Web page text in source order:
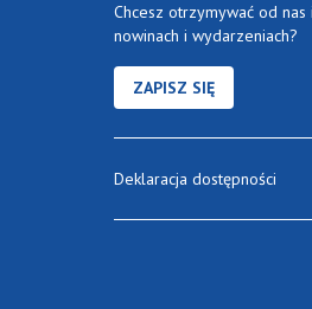
Chcesz otrzymywać od
nowinach i wydarzeniach?
ZAPISZ SIĘ
Deklaracja dostępności